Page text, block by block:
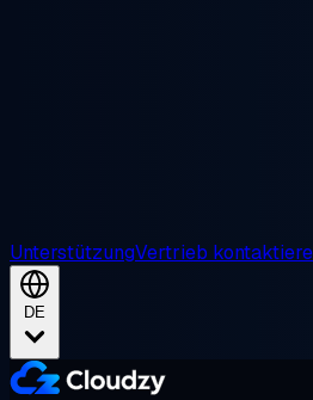
UnterstützungVertrieb
DE